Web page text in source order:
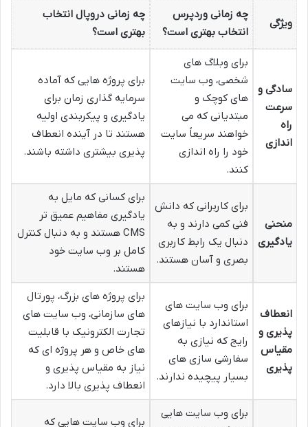
ویژگی
چه زمانی وردپرس
انتخاب بهتری است؟
چه زمانی دروپال انتخاب
بهتری است؟
سادگی و
سرعت
راه
اندازی
برای وبلاگ های
شخصی، وب سایت
های کوچک و
مبتدیانی که می
خواهند سریعاً سایت
خود را راه اندازی
کنند.
برای پروژه هایی که آماده
سرمایه گذاری زمان برای
یادگیری و پیکربندی اولیه
هستند تا در آینده انعطاف
پذیری بیشتری داشته باشند.
منحنی
یادگیری
برای کاربرانی که دانش
فنی کمی دارند و به
دنبال یک رابط کاربری
بصری و آسان هستند.
برای کسانی که مایل به
یادگیری مفاهیم عمیق تر
CMS هستند و به دنبال کنترل
کامل بر وب سایت خود
هستند.
انعطاف
پذیری و
مقیاس
پذیری
برای وب سایت های
استاندارد با نیازهای
رایج که نیازی به
سفارشی سازی های
بسیار پیچیده ندارند.
برای پروژه های بزرگ، پورتال
های سازمانی، وب سایت های
تجارت الکترونیک با قابلیت
های خاص و هر پروژه ای که
نیاز به مقیاس پذیری و
انعطاف پذیری بالا دارد.
برای وب سایت هایی
برای وب سایت هایی که